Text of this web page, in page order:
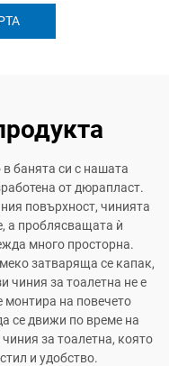
банята си с нашата
от дюрапласт.
повърхност, чинията
а проблясващата ѝ
много просторна.
затваряща се капак,
чиния за тоалетна не е
монтира на повечето
се движи по време на
за тоалетна, която
и удобство.